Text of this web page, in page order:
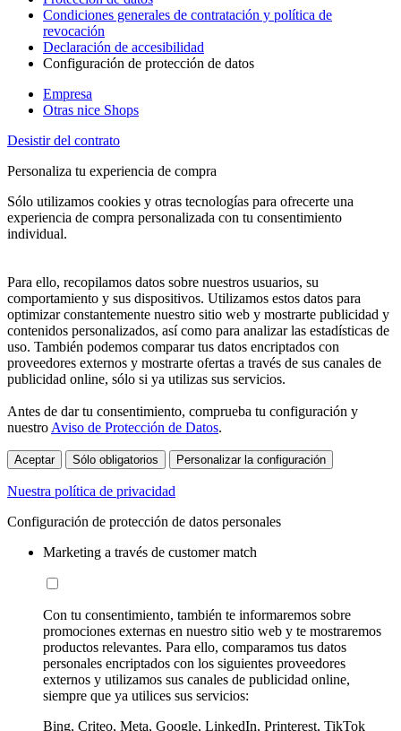
Condiciones generales de contratación y política de
revocación
Declaración de accesibilidad
Configuración de protección de datos
Empresa
Otras nice Shops
Desistir del contrato
Personaliza tu experiencia de compra
Sólo utilizamos cookies y otras tecnologías para ofrecerte una
experiencia de compra personalizada con tu consentimiento
individual.
Para ello, recopilamos datos sobre nuestros usuarios, su
comportamiento y sus dispositivos. Utilizamos estos datos para
optimizar constantemente nuestro sitio web y mostrarte publicidad y
contenidos personalizados, así como para analizar las estadísticas de
uso. También podemos comparar tus datos encriptados con
proveedores externos y mostrarte ofertas a través de sus canales de
publicidad online, sólo si ya utilizas sus servicios.
Antes de dar tu consentimiento, comprueba tu configuración y
nuestro Aviso de Protección de Datos.
Aceptar Sólo obligatorios Personalizar la configuración
Nuestra política de privacidad
Configuración de protección de datos personales
Marketing a través de customer match
Con tu consentimiento, también te informaremos sobre
promociones externas en nuestro sitio web y te mostraremos
productos relevantes. Para ello, comparamos tus datos
personales encriptados con los siguientes proveedores
externos y utilizamos sus canales de publicidad online,
siempre que ya utilices sus servicios:
Bing, Criteo, Meta, Google, LinkedIn, Printerest, TikTok